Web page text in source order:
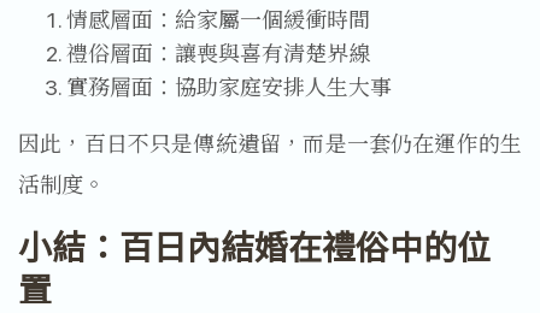
情感層面：給家屬一個緩衝時間
禮俗層面：讓喪與喜有清楚界線
實務層面：協助家庭安排人生大事
因此，百日不只是傳統遺留，而是一套仍在運作的生
活制度。
小結：百日內結婚在禮俗中的位
置